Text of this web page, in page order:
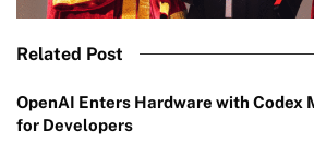
Related Post
OpenAI Enters Hardware with Codex
for Developers